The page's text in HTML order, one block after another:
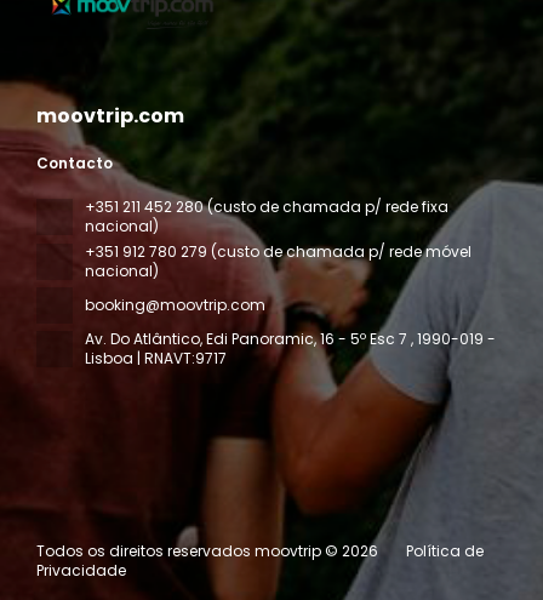
moovtrip.com
Contacto
+351 211 452 280 (custo de chamada p/ rede fixa
nacional)
+351 912 780 279 (custo de chamada p/ rede móvel
nacional)
booking@moovtrip.com
Av. Do Atlântico, Edi Panoramic, 16 - 5º Esc 7 , 1990-019 -
Lisboa | RNAVT:9717
Todos os direitos reservados moovtrip © 2026
Política de
Privacidade